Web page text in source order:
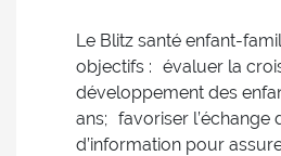
Le Blitz santé enfant-
objectifs : évaluer la
développement des
ans; favoriser l’échange
d’information pour